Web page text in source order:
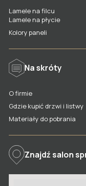
Drzwi stylowe
Drzwi klasyczne
Drzwi ukryte
Drzwi odwrócone
Drzwi łamane
Drzwi całoszklane
Drzwi
Ościeżnice, korony,
Akcesoria dla listew
Gdzie kupić listwy
Gdzie kupić panele
Lamele na filcu
Lamele na płycie
Kolory paneli
Na skróty
O firmie
Gdzie kupić drzwi i listwy
Materiały do pobrania
Znajdź salon